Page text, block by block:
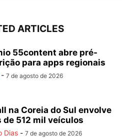
ARTICLES
55content abre pré-
para apps regionais
- 7 de agosto de 2026
na Coreia do Sul envolve
de 512 mil veículos
Dias - 7 de agosto de 2026